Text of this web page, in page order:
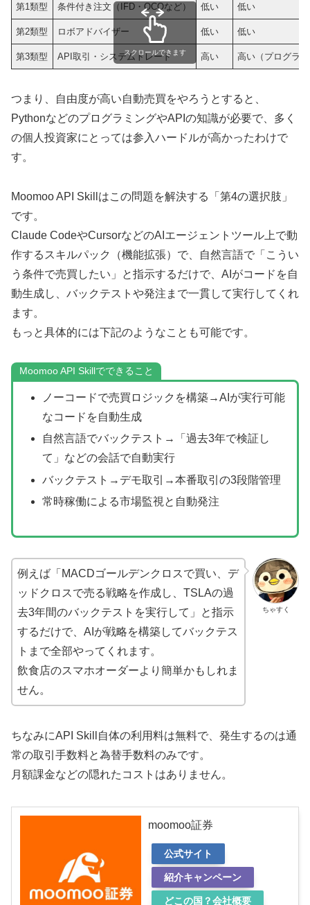
第1類型 条件付き注文（IFD・OCOなど） 低い 低い
第2類型 ロボアドバイザー 低い 低い
第3類型 API取引・システムトレード 高い 高い（プログラ
スクロールできます
つまり、自由度が高い自動売買をやろうとすると、
PythonなどのプログラミングやAPIの知識が必要で、多く
の個人投資家にとっては参入ハードルが高かったわけで
す。
Moomoo API Skillはこの問題を解決する「第4の選択肢」
です。
Claude CodeやCursorなどのAIエージェントツール上で動
作するスキルパック（機能拡張）で、自然言語で「こうい
う条件で売買したい」と指示するだけで、AIがコードを自
動生成し、バックテストや発注まで一貫して実行してくれ
ます。
もっと具体的には下記のようなことも可能です。
Moomoo API Skillでできること
ノーコードで売買ロジックを構築→AIが実行可能
なコードを自動生成
自然言語でバックテスト→「過去3年で検証し
て」などの会話で自動実行
バックテスト→デモ取引→本番取引の3段階管理
常時稼働による市場監視と自動発注
ちゃすく
例えば「MACDゴールデンクロスで買い、デ
ッドクロスで売る戦略を作成し、TSLAの過
去3年間のバックテストを実行して」と指示
するだけで、AIが戦略を構築してバックテス
トまで全部やってくれます。
飲食店のスマホオーダーより簡単かもしれま
せん。
ちなみにAPI Skill自体の利用料は無料で、発生するのは通
常の取引手数料と為替手数料のみです。
月額課金などの隠れたコストはありません。
moomoo証券
公式サイト
紹介キャンペーン
どこの国？会社概要